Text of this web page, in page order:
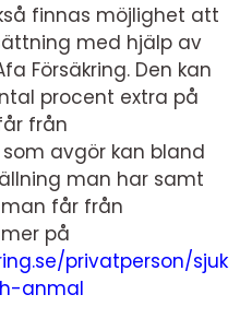
finnas möjlighet att
med hjälp av
Försäkring. Den kan
procent extra på
från
som avgör kan bland
man har samt
får från
på
privatperson/sjuk
anmal